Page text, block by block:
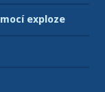
exploze